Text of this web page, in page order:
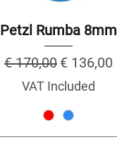
Petzl Rumba 8mm
Regular Price
€ 170,00 Sale Price
€ 136,00
VAT Included